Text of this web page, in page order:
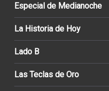
Especial de Medianoche
La Historia de Hoy
Lado B
Las Teclas de Oro